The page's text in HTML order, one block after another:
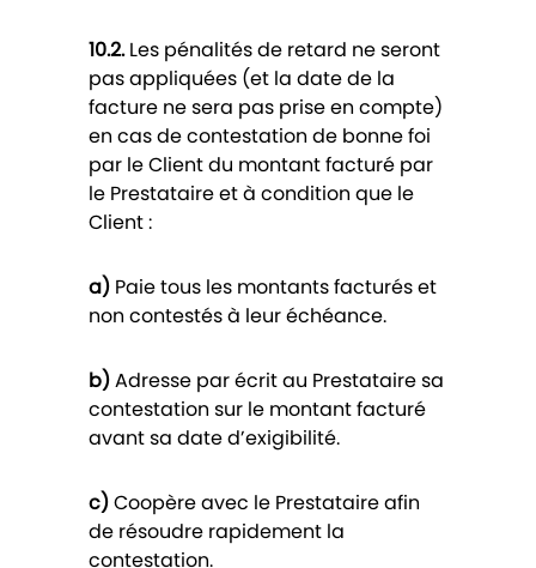
10.2.Les pénalités de retard ne seront
pas appliquées (et la date de la
facture ne sera pas prise en compte)
en cas de contestation de bonne foi
par le Client du montant facturé par
le Prestataire et à condition que le
Client :
a) Paie tous les montants facturés et
non contestés à leur échéance.
b)Adresse par écrit au Prestataire sa
contestation sur le montant facturé
avant sa date d’exigibilité.
c)Coopère avec le Prestataire afin
de résoudre rapidement la
contestation.